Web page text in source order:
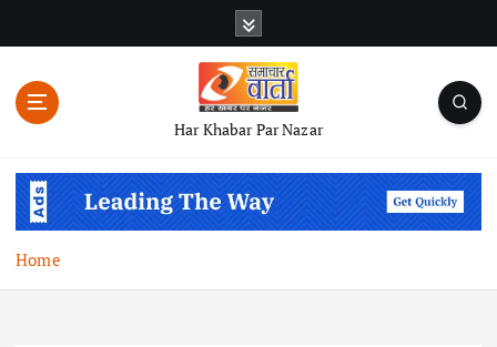
n
Har Khabar Par Nazar
Home